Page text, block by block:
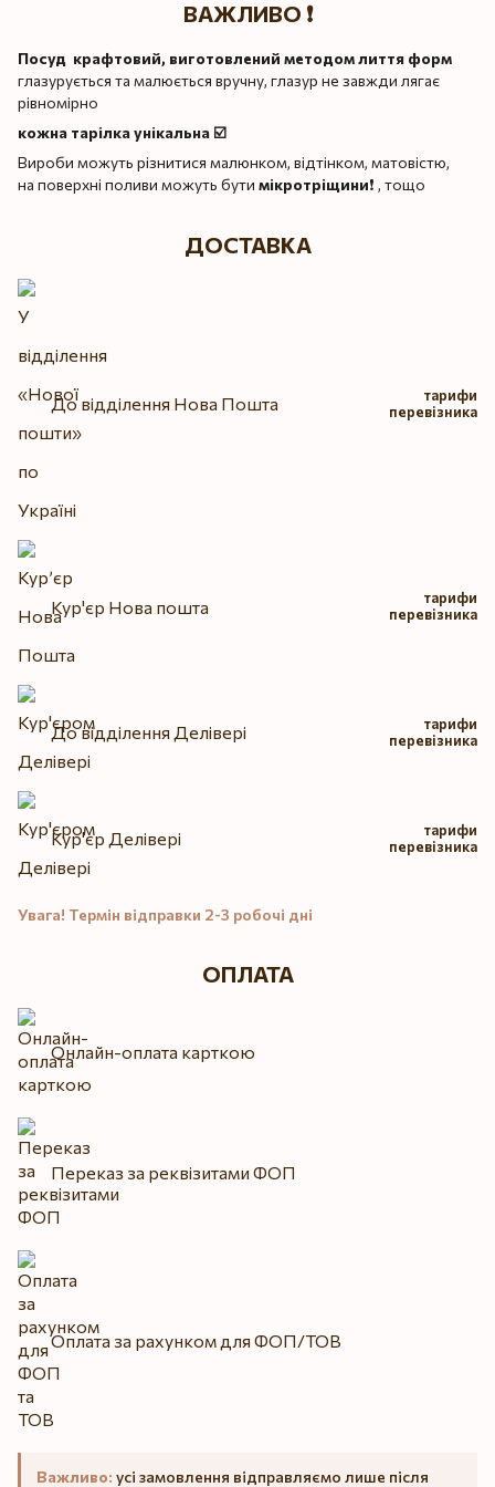
ВАЖЛИВО ❗️
Посуд крафтовий, виготовлений методом лиття форм
глазурується та малюється вручну, глазур не завжди лягає
рівномірно
кожна тарілка унікальна ☑️
Вироби можуть різнитися малюнком, відтінком, матовістю,
на поверхні поливи можуть бути мікротріщини❗️ , тощо
ДОСТАВКА
До відділення Нова Пошта
тарифи
перевізника
Кур'єр Нова пошта
тарифи
перевізника
До відділення Делівері
тарифи
перевізника
Кур'єр Делівері
тарифи
перевізника
Увага! Термін відправки 2-3 робочі дні
ОПЛАТА
Онлайн-оплата карткою
Переказ за реквізитами ФОП
Оплата за рахунком для ФОП/ТОВ
Важливо: усі замовлення відправляємо лише після